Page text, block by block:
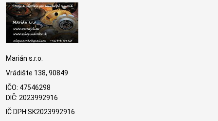
Marián s.r.o.
Vrádište 138, 90849
IČO: 47546298
DIČ: 2023992916
IČ DPH:SK2023992916